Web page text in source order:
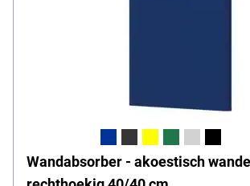
Wandabsorber - akoestisch